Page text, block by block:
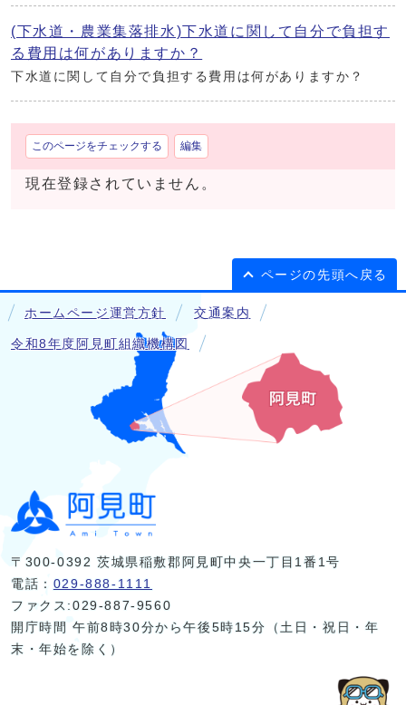
(下水道・農業集落排水)下水道に関して自分で負担す
る費用は何がありますか？
下水道に関して自分で負担する費用は何がありますか？
このページをチェックする 編集
現在登録されていません。
ページの先頭へ戻る
ホームページ運営方針 交通案内
令和8年度阿見町組織機構図
〒300-0392 茨城県稲敷郡阿見町中央一丁目1番1号
電話： 029-888-1111
ファクス:029-887-9560
開庁時間 午前8時30分から午後5時15分（土日・祝日・年
末・年始を除く）